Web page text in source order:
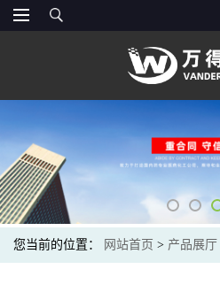
您当前的位置： 网站首页 > 产品展厅